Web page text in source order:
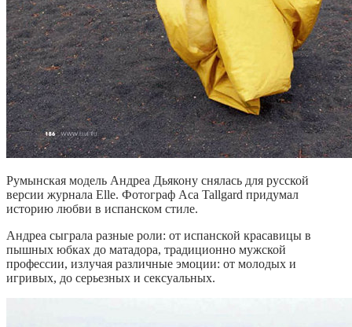
Румынская модель Андреа Дьякону снялась для русской
версии журнала Elle. Фотограф Аса Tallgard придумал
историю любви в испанском стиле.
Андреа сыграла разные роли: от испанской красавицы в
пышных юбках до матадора, традиционно мужской
профессии, излучая различные эмоции: от молодых и
игривых, до серьезных и сексуальных.